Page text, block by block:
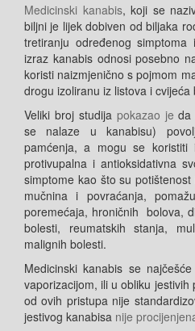
Medicinski kanabis, koji se
biljni je lijek dobiven od biljaka
tretiranju određenog
izraz kanabisodnosi posebno
koristi naizmjenično s pojmom
drogu izoliranu iz listova i cvijeća
Veliki broj studija pokazao je da
se nalaze u kanabisu)
pamćenja, a mogu se
protivupalna i antioksidativna
simptome kao što su
mučnina i povraćanja,
poremećaja, hroničnih bolova,
bolesti, reumatskih stanja,
malignih bolesti.
Medicinski kanabis se
vaporizacijom, ili u obliku
od ovih pristupa nije
jestivog kanabisa nije